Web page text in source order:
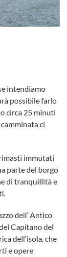
intendiamo
possibile farlo
circa 25 minuti
ci
rimasti immutati
parte del borgo
di tranquillità e
dell’ Antico
Capitano del
dell’isola, che
e opere